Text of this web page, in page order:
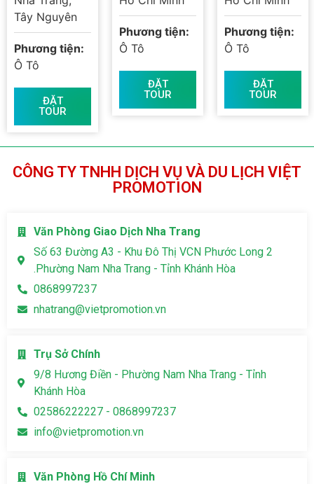
Tây Nguyên
Phương tiện:
Ô Tô
ĐẶT
TOUR
Phương tiện:
Ô Tô
ĐẶT
TOUR
Phương tiện:
Ô Tô
ĐẶT
TOUR
CÔNG TY TNHH DỊCH VỤ VÀ DU LỊCH VIỆT
PROMOTION
Văn Phòng Giao Dịch Nha Trang
Số 63 Đường A3 - Khu Đô Thị VCN Phước Long 2
.Phường Nam Nha Trang - Tỉnh Khánh Hòa
0868997237
nhatrang@vietpromotion.vn
Trụ Sở Chính
9/8 Hương Điền - Phường Nam Nha Trang - Tỉnh
Khánh Hòa
02586222227 - 0868997237
info@vietpromotion.vn
Văn Phòng Hồ Chí Minh